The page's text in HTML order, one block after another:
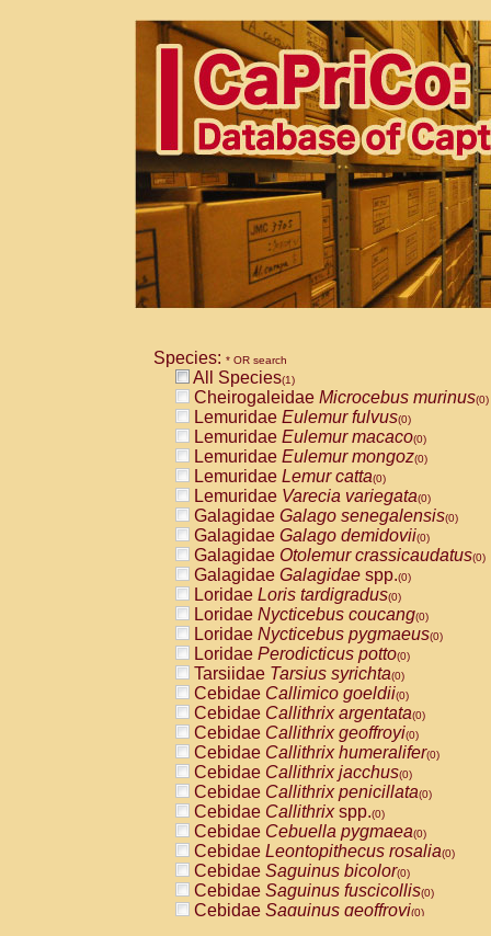
Species: * OR search
All Species(1)
Cheirogaleidae Microcebus murinus(0)
Lemuridae Eulemur fulvus(0)
Lemuridae Eulemur macaco(0)
Lemuridae Eulemur mongoz(0)
Lemuridae Lemur catta(0)
Lemuridae Varecia variegata(0)
Galagidae Galago senegalensis(0)
Galagidae Galago demidovii(0)
Galagidae Otolemur crassicaudatus(0)
Galagidae Galagidae spp.(0)
Loridae Loris tardigradus(0)
Loridae Nycticebus coucang(0)
Loridae Nycticebus pygmaeus(0)
Loridae Perodicticus potto(0)
Tarsiidae Tarsius syrichta(0)
Cebidae Callimico goeldii(0)
Cebidae Callithrix argentata(0)
Cebidae Callithrix geoffroyi(0)
Cebidae Callithrix humeralifer(0)
Cebidae Callithrix jacchus(0)
Cebidae Callithrix penicillata(0)
Cebidae Callithrixspp.(0)
Cebidae Cebuella pygmaea(0)
Cebidae Leontopithecus rosalia(0)
Cebidae Saguinus bicolor(0)
Cebidae Saguinus fuscicollis(0)
Cebidae Saguinus geoffroyi(0)